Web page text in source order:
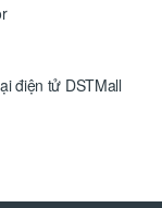
điện tử DSTMall